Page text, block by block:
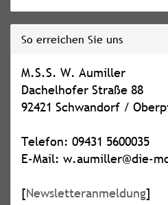
So erreichen Sie uns
M.S.S. W. Aumiller
Dachelhofer Straße 88
92421 Schwandorf /
Telefon: 09431 5600035
E-Mail: w.aumiller@die-
[Newsletteranmeldung]